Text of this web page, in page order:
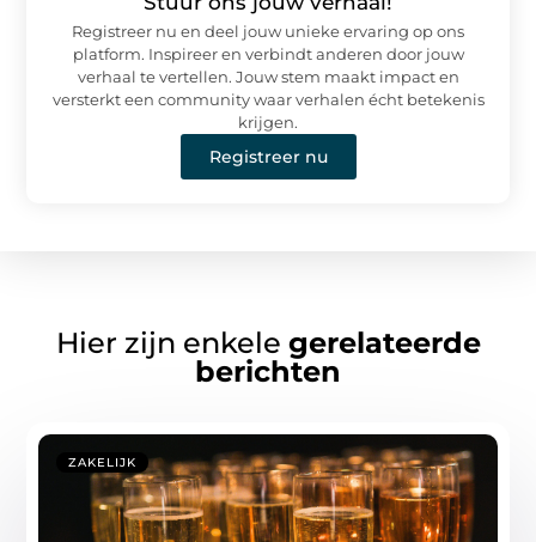
Registreer nu en deel jouw unieke ervaring op ons
platform. Inspireer en verbindt anderen door jouw
verhaal te vertellen. Jouw stem maakt impact en
versterkt een community waar verhalen écht betekenis
krijgen.
Registreer nu
Hier zijn enkele gerelateerde
berichten
ZAKELIJK